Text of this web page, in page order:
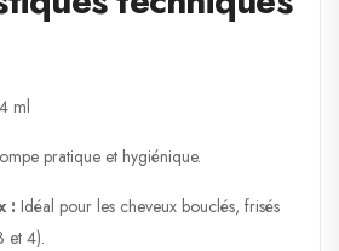
ml
pratique et hygiénique.
: Idéal pour les cheveux bouclés, frisés
et 4).